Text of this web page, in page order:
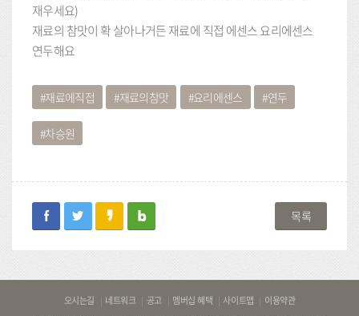
재우세요)
재료의 참맛이 확 살아나거든 재료에 직접 에센스 요리에센스
연두해요
재료에직접 재료의참맛 요리에센스 연두
차승원
facebooktwitterkakaostory
blog 목록
오시는길 네트워크 공고 멤버십 혜택 사이트맵
이용약관